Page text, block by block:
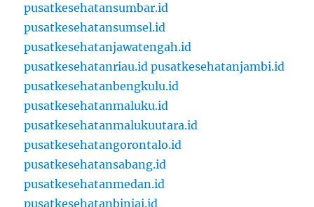
pusatkesehatansumbar.id
pusatkesehatansumsel.id
pusatkesehatanjawatengah.id
pusatkesehatanriau.id pusatkesehatanjambi.id
pusatkesehatanbengkulu.id
pusatkesehatanmaluku.id
pusatkesehatanmalukuutara.id
pusatkesehatangorontalo.id
pusatkesehatansabang.id
pusatkesehatanmedan.id
pusatkesehatanbinjai.id